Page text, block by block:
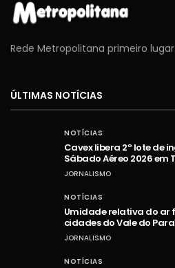
Rede Metropolitana primeiro
ÚLTIMAS NOTÍCIAS
NOTÍCIAS
Cavex libera 2º lote de
Sábado Aéreo 2026 em
JORNALISMO
NOTÍCIAS
Umidade relativa do ar
cidades do Vale do
JORNALISMO
NOTÍCIAS